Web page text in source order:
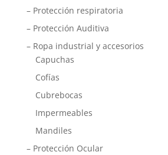
– Protección respiratoria
– Protección Auditiva
– Ropa industrial y accesorios
Capuchas
Cofías
Cubrebocas
Impermeables
Mandiles
– Protección Ocular